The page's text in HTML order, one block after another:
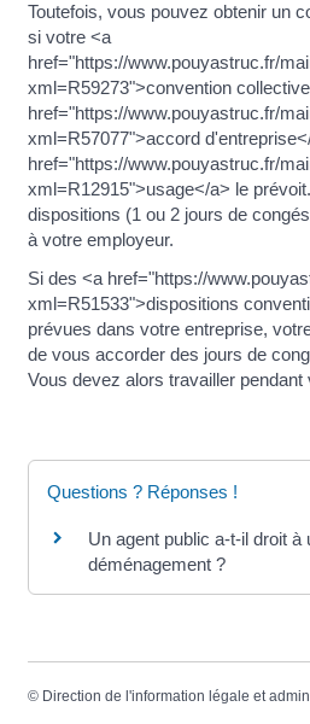
Toutefois, vous pouvez obtenir un
si votre <a
href="https://www.pouyastruc.fr/
xml=R59273">convention
href="https://www.pouyastruc.fr/
xml=R57077">accord
href="https://www.pouyastruc.fr/
xml=R12915">usage</a> le
dispositions (1 ou 2 jours de
à votre employeur.
Si des <a href="https://
xml=R51533">dispositions
prévues dans votre entreprise,
de vous accorder des jours de
Vous devez alors travailler
Questions ? Réponses !
Un agent public a-t-il droit à
déménagement ?
© Direction de l'information légale et